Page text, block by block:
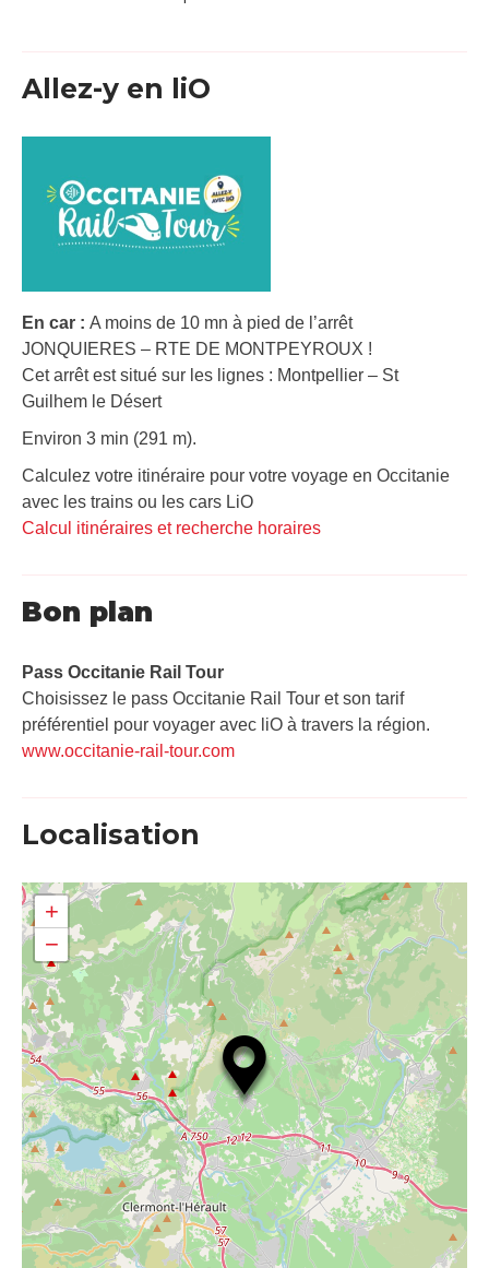
Allez-y en liO
En car : A moins de 10 mn à pied de l’arrêt
JONQUIERES – RTE DE MONTPEYROUX !
Cet arrêt est situé sur les lignes : Montpellier – St
Guilhem le Désert
Environ 3 min (291 m).
Calculez votre itinéraire pour votre voyage en Occitanie
avec les trains ou les cars LiO
Calcul itinéraires et recherche horaires
Bon plan
Pass Occitanie Rail Tour​
Choisissez le pass Occitanie Rail Tour et son tarif
préférentiel pour voyager avec liO à travers la région.
www.occitanie-rail-tour.com
Localisation
+
−